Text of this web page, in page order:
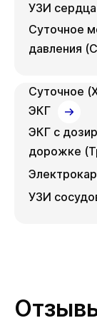
УЗИ сердца
Суточное
давления
Суточное
ЭКГ
ЭКГ с
дорожке
УЗИ